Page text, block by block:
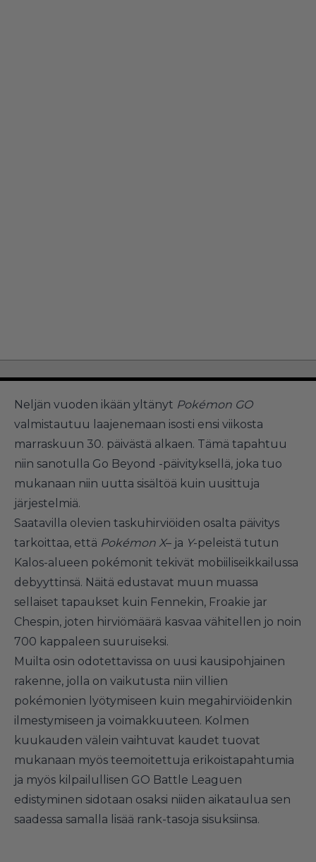
Neljän vuoden ikään yltänyt Pokémon GO
valmistautuu laajenemaan isosti ensi viikosta
marraskuun 30. päivästä alkaen. Tämä tapahtuu
niin sanotulla Go Beyond -päivityksellä, joka tuo
mukanaan niin uutta sisältöä kuin uusittuja
järjestelmiä.
Saatavilla olevien taskuhirviöiden osalta päivitys
tarkoittaa, että Pokémon X– ja Y-peleistä tutun
Kalos-alueen pokémonit tekivät mobiiliseikkailussa
debyyttinsä. Näitä edustavat muun muassa
sellaiset tapaukset kuin Fennekin, Froakie jar
Chespin, joten hirviömäärä kasvaa vähitellen jo noin
700 kappaleen suuruiseksi.
Muilta osin odotettavissa on uusi kausipohjainen
rakenne, jolla on vaikutusta niin villien
pokémonien lyötymiseen kuin megahirviöidenkin
ilmestymiseen ja voimakkuuteen. Kolmen
kuukauden välein vaihtuvat kaudet tuovat
mukanaan myös teemoitettuja erikoistapahtumia
ja myös kilpailullisen GO Battle Leaguen
edistyminen sidotaan osaksi niiden aikataulua sen
saadessa samalla lisää rank-tasoja sisuksiinsa.